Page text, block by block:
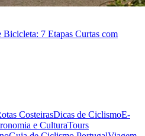
- Top Bike Tours
7 Etapas Curtas com
CosteirasDicas de CiclismoE-
e CulturaTours